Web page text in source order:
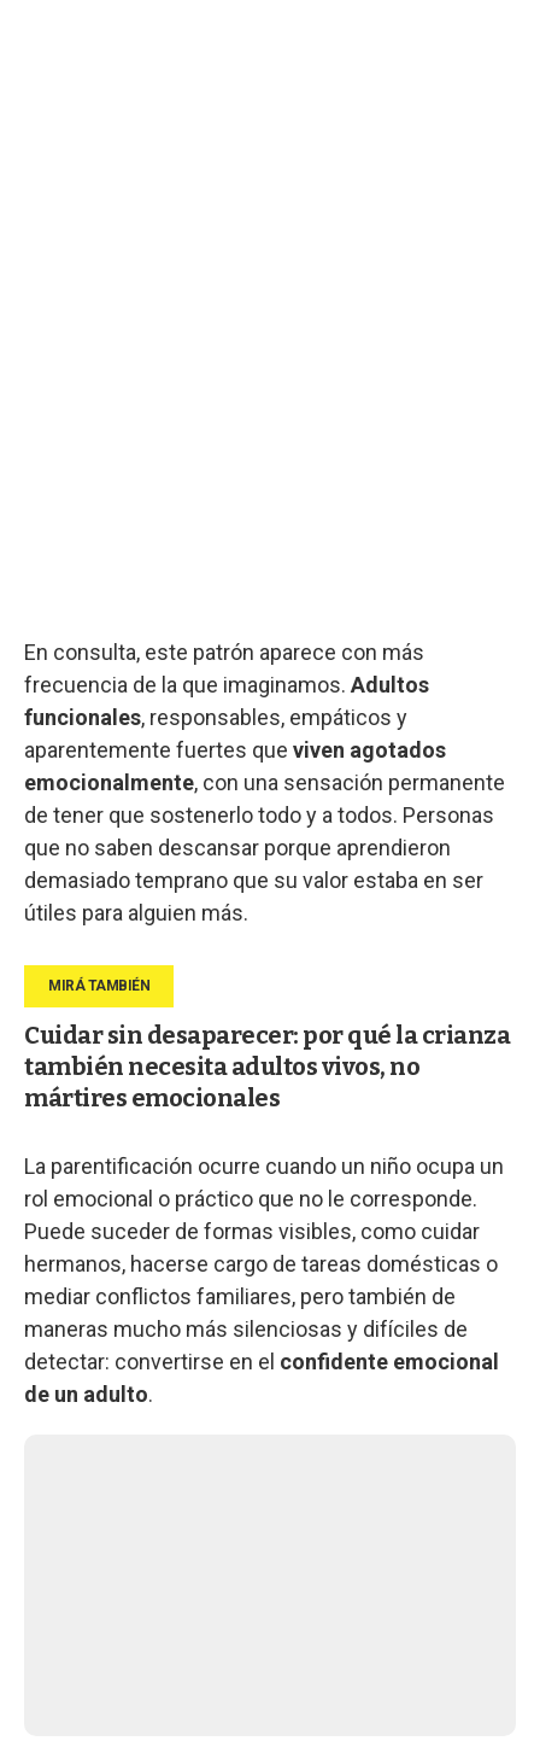
En consulta, este patrón aparece con más
frecuencia de la que imaginamos. Adultos
funcionales, responsables, empáticos y
aparentemente fuertes que viven agotados
emocionalmente, con una sensación permanente
de tener que sostenerlo todo y a todos. Personas
que no saben descansar porque aprendieron
demasiado temprano que su valor estaba en ser
útiles para alguien más.
Cuidar sin desaparecer: por qué la crianza
también necesita adultos vivos, no
mártires emocionales
La parentificación ocurre cuando un niño ocupa un
rol emocional o práctico que no le corresponde.
Puede suceder de formas visibles, como cuidar
hermanos, hacerse cargo de tareas domésticas o
mediar conflictos familiares, pero también de
maneras mucho más silenciosas y difíciles de
detectar: convertirse en el confidente emocional
de un adulto.